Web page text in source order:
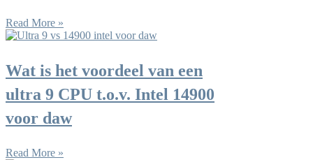
Read More »
Wat is het voordeel van een
ultra 9 CPU t.o.v. Intel 14900
voor daw
Read More »